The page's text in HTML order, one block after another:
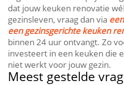
dat jouw keuken renovatie
gezinsleven, vraag dan via
een gezinsgerichte keuken
binnen 24 uur ontvangt.​ Zo
investeert in een keuken die
niet werkt voor jouw gezin.​
Meest gestelde